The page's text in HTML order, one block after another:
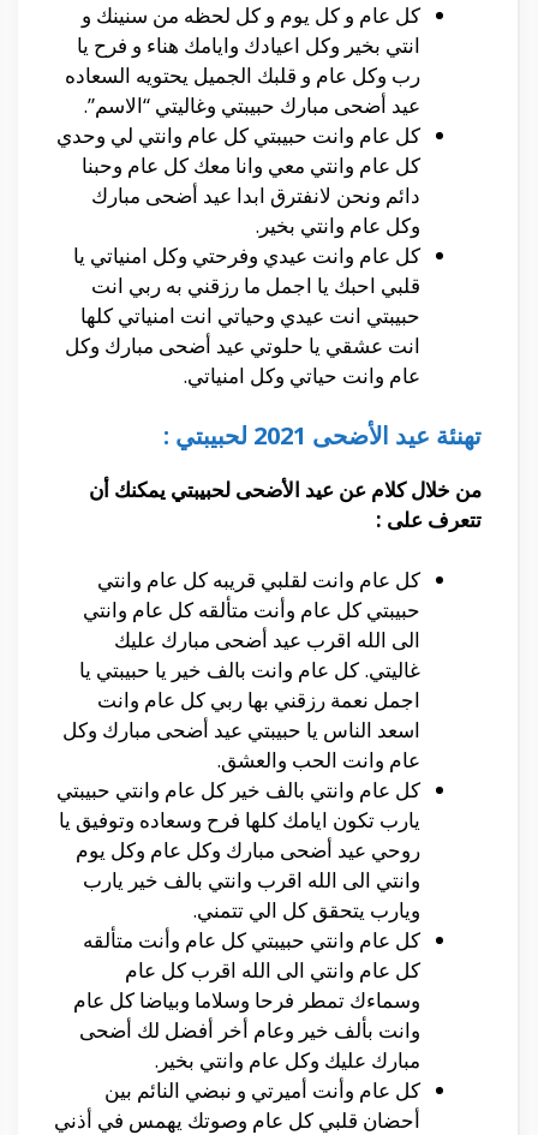
كل عام و كل يوم و كل لحظه من سنينك و
انتي بخير وكل اعيادك وايامك هناء و فرح يا
رب وكل عام و قلبك الجميل يحتويه السعاده
عيد أضحى مبارك حبيبتي وغاليتي “الاسم”.
كل عام وانت حبيبتي كل عام وانتي لي وحدي
كل عام وانتي معي وانا معك كل عام وحبنا
دائم ونحن لانفترق ابدا عيد أضحى مبارك
وكل عام وانتي بخير.
كل عام وانت عيدي وفرحتي وكل امنياتي يا
قلبي احبك يا اجمل ما رزقني به ربي انت
حبيبتي انت عيدي وحياتي انت امنياتي كلها
انت عشقي يا حلوتي عيد أضحى مبارك وكل
عام وانت حياتي وكل امنياتي.
تهنئة عيد الأضحى 2021 لحبيبتي :
من خلال كلام عن عيد الأضحى لحبيبتي يمكنك أن
تتعرف على :
كل عام وانت لقلبي قريبه كل عام وانتي
حبيبتي كل عام وأنت متألقه كل عام وانتي
الى الله اقرب عيد أضحى مبارك عليك
غاليتي. كل عام وانت بالف خير يا حبيبتي يا
اجمل نعمة رزقني بها ربي كل عام وانت
اسعد الناس يا حبيبتي عيد أضحى مبارك وكل
عام وانت الحب والعشق.
كل عام وانتي بالف خير كل عام وانتي حبيبتي
يارب تكون ايامك كلها فرح وسعاده وتوفيق يا
روحي عيد أضحى مبارك وكل عام وكل يوم
وانتي الى الله اقرب وانتي بالف خير يارب
ويارب يتحقق كل الي تتمني.
كل عام وانتي حبيبتي كل عام وأنت متألقه
كل عام وانتي الى الله اقرب كل عام
وسماءك تمطر فرحا وسلاما وبياضا كل عام
وانت بألف خير وعام أخر أفضل لك أضحى
مبارك عليك وكل عام وانتي بخير.
كل عام وأنت أميرتي و نبضي النائم بين
أحضان قلبي كل عام وصوتك يهمس في أذني